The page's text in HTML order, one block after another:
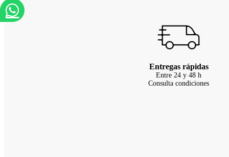
Entregas rápidas
Entre 24 y 48 h
Consulta condiciones